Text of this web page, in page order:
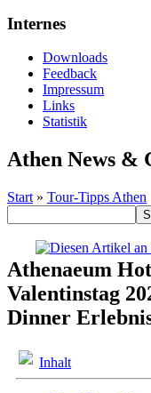
Internes
Downloads
Feedback
Impressum
Links
Statistik
Athen News &
Start » Tour-Tipps Athen
Athenaeum
Valentinstag
Dinner
Inhalt